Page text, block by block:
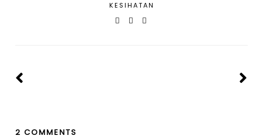
KESIHATAN
2 COMMENTS